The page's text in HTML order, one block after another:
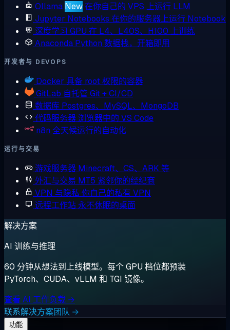
Ollama New在你自己的 VPS 上运行 LLM
Jupyter Notebooks 在你的服务器上运行 Notebook
深度学习 GPU 在 L4、L40S、H100 上训练
Anaconda Python 数据栈，开箱即用
开发者与 DEVOPS
Docker 具备 root 权限的容器
GitLab 自托管 Git + CI/CD
数据库 Postgres、MySQL、MongoDB
代码服务器 浏览器中的 VS Code
n8n 全天候运行的自动化
运行与交易
游戏服务器 Minecraft、CS、ARK 等
外汇与交易 MT5 紧邻你的经纪商
VPN 与隐私 你自己的私有 VPN
远程工作站 永不休眠的桌面
解决方案
AI 训练与推理
60 分钟从想法到上线模型。每个 GPU 档位都预装
PyTorch、CUDA、vLLM 和 TGI 镜像。
查看 AI 工作负载 →
联系解决方案团队 →